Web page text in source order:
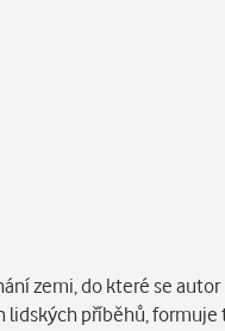
zemi, do které se autor
lidských příběhů, formuje